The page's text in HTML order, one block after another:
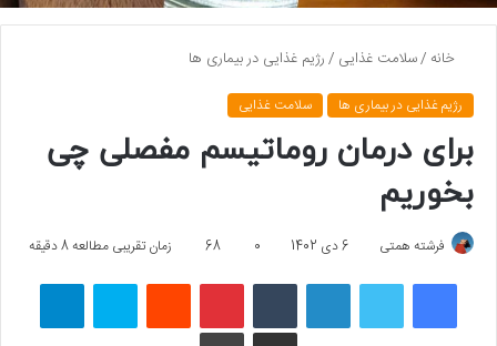
خانه /سلامت غذایی /رژیم غذایی در بیماری ها
رژیم غذایی در بیماری ها سلامت غذایی
برای درمان روماتیسم مفصلی چی
بخوریم
فرشته همتی 6 دی 1402 0
68 زمان تقریبی مطالعه 8 دقیقه
فیسبوک لینکداین پینتریست اسکایپ
چاپ